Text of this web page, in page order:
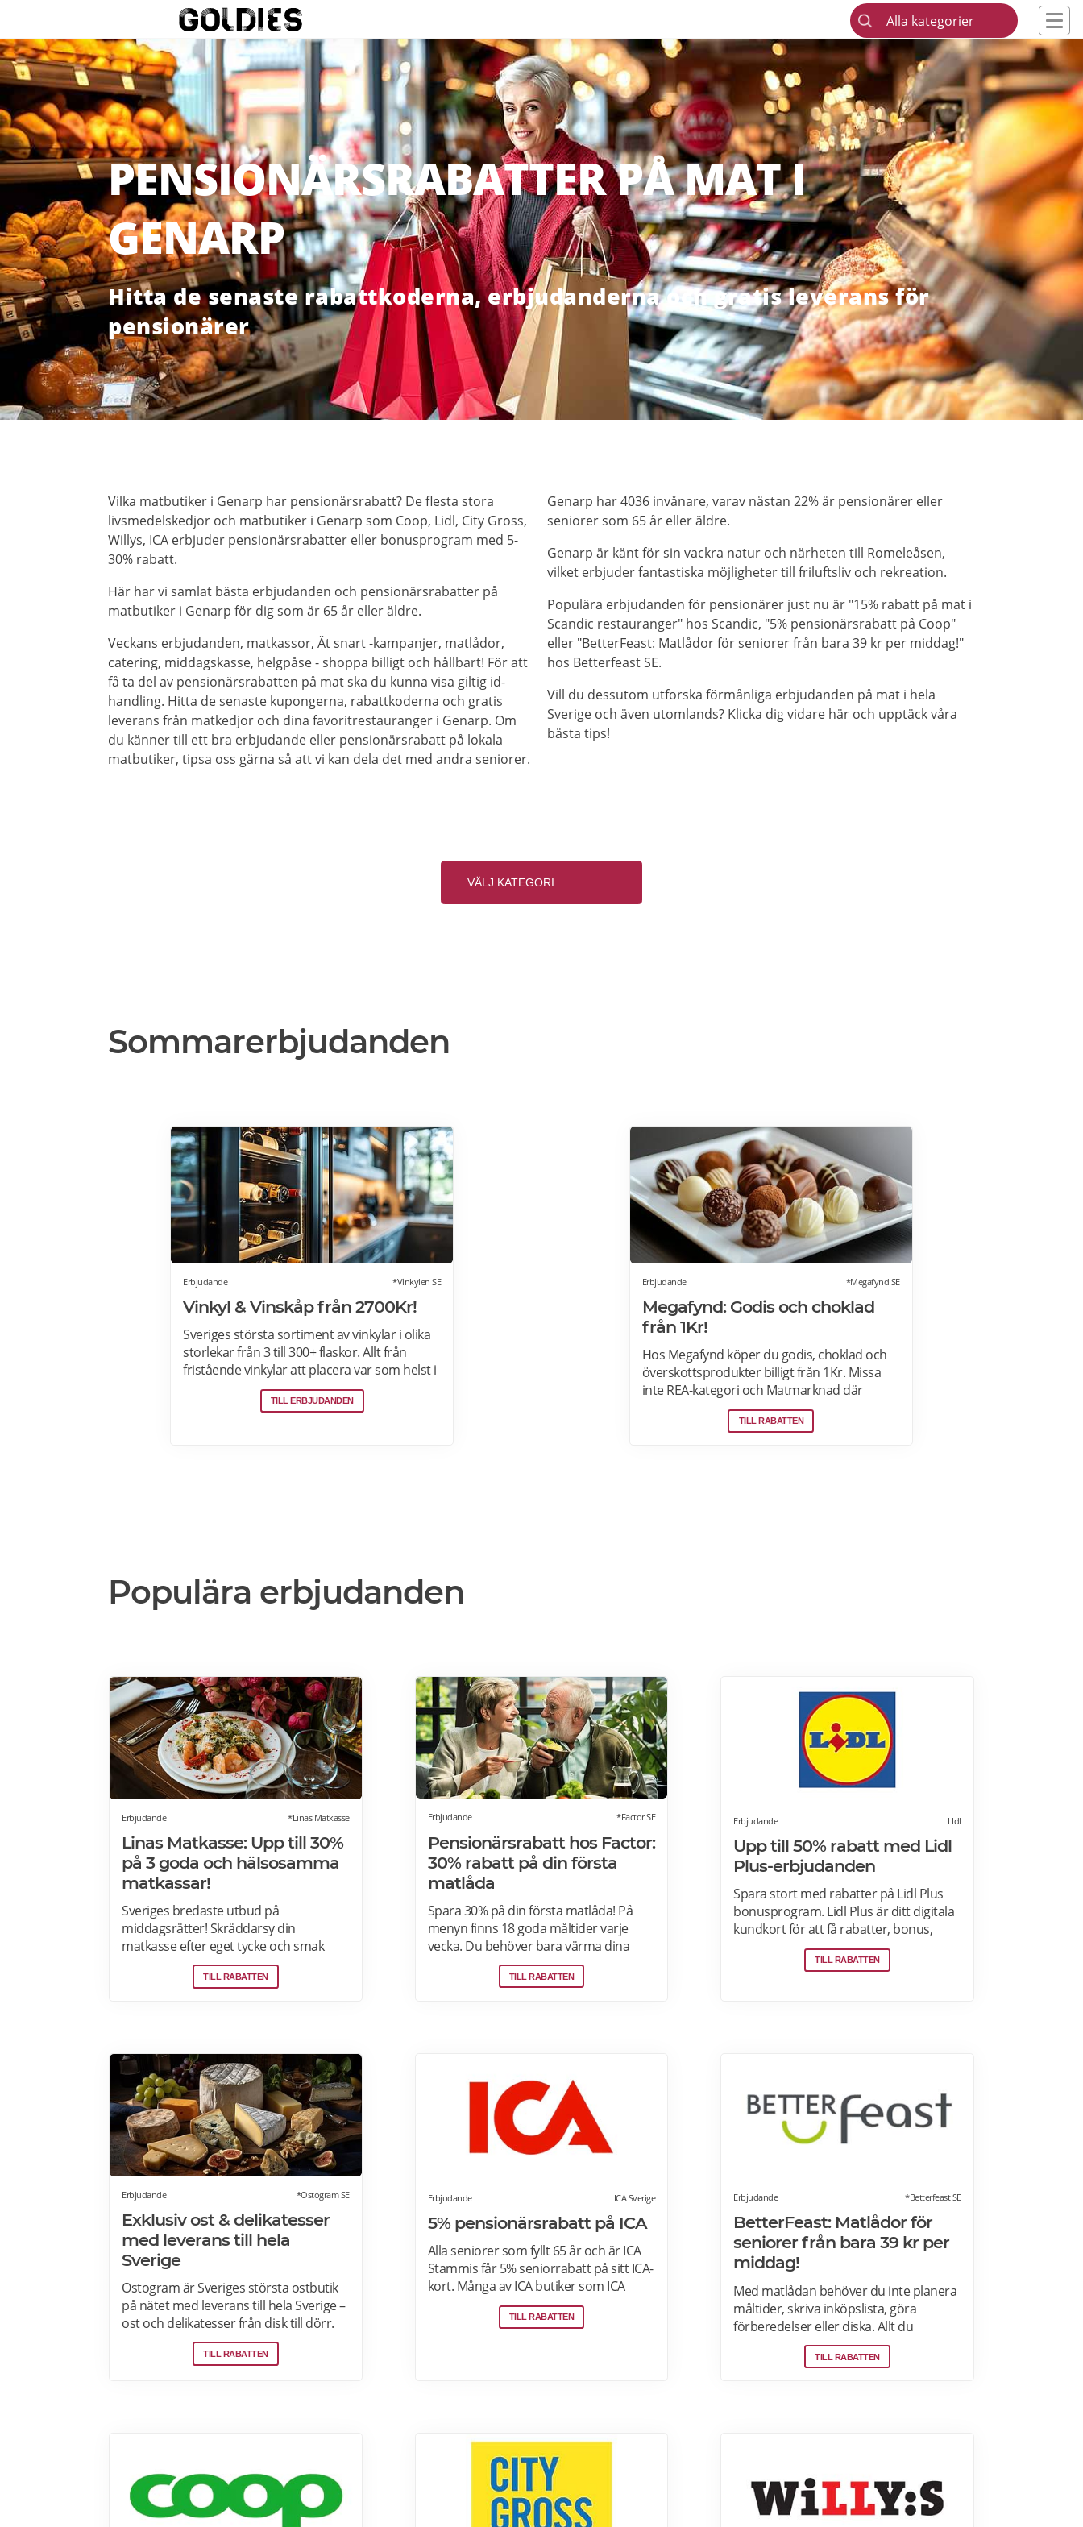
Alla kategorier
PENSIONÄRSRABATTER PÅ MAT I
GENARP
Hitta de senaste rabattkoderna, erbjudanderna och gratis leverans för
pensionärer
Vilka matbutiker i Genarp har pensionärsrabatt? De flesta stora
livsmedelskedjor och matbutiker i Genarp som Coop, Lidl, City Gross,
Willys, ICA erbjuder pensionärsrabatter eller bonusprogram med 5-
30% rabatt.
Här har vi samlat bästa erbjudanden och pensionärsrabatter på
matbutiker i Genarp för dig som är 65 år eller äldre.
Veckans erbjudanden, matkassor, Ät snart -kampanjer, matlådor,
catering, middagskasse, helgpåse - shoppa billigt och hållbart! För att
få ta del av pensionärsrabatten på mat ska du kunna visa giltig id-
handling. Hitta de senaste kupongerna, rabattkoderna och gratis
leverans från matkedjor och dina favoritrestauranger i Genarp. Om
du känner till ett bra erbjudande eller pensionärsrabatt på lokala
matbutiker, tipsa oss gärna så att vi kan dela det med andra seniorer.
Genarp har 4036 invånare, varav nästan 22% är pensionärer eller
seniorer som 65 år eller äldre.
Genarp är känt för sin vackra natur och närheten till Romeleåsen,
vilket erbjuder fantastiska möjligheter till friluftsliv och rekreation.
Populära erbjudanden för pensionärer just nu är "15% rabatt på mat i
Scandic restauranger" hos Scandic, "5% pensionärsrabatt på Coop"
eller "BetterFeast: Matlådor för seniorer från bara 39 kr per middag!"
hos Betterfeast SE.
Vill du dessutom utforska förmånliga erbjudanden på mat i hela
Sverige och även utomlands? Klicka dig vidare häroch upptäck våra
bästa tips!
Sommarerbjudanden
Erbjudande *Vinkylen SE
Vinkyl & Vinskåp från 2700Kr!
Sveriges största sortiment av vinkylar i olika
storlekar från 3 till 300+ flaskor. Allt från
fristående vinkylar att placera var som helst i
hemmet, till inbyggda eller integrerbara
vinkylar som elegant smälter in i
TILL ERBJUDANDEN
Erbjudande *Megafynd SE
Megafynd: Godis och choklad
från 1Kr!
Hos Megafynd köper du godis, choklad och
överskottsprodukter billigt från 1Kr. Missa
inte REA-kategori och Matmarknad där
Megafynd har hundratals aktuella
erbjudanden varje dag. Läs mer om
TILL RABATTEN
Populära erbjudanden
Erbjudande *Linas Matkasse
Linas Matkasse: Upp till 30%
på 3 goda och hälsosamma
matkassar!
Sveriges bredaste utbud på
middagsrätter! Skräddarsy din
matkasse efter eget tycke och smak
genom att välja bland över 30 olika
rätter – varje vecka! Din matkasse
mer och upptäck hela meny!
TILL RABATTEN
Erbjudande *Factor SE
Pensionärsrabatt hos Factor:
30% rabatt på din första
matlåda
Spara 30% på din första matlåda! På
menyn finns 18 goda måltider varje
vecka. Du behöver bara värma dina
färdiga måltider från Factor Meals. Med
Factor har du alltid full kontroll. Du
TILL RABATTEN
Erbjudande LIdl
Upp till 50% rabatt med Lidl
Plus-erbjudanden
Spara stort med rabatter på Lidl Plus
bonusprogram. Lidl Plus är ditt digitala
kundkort för att få rabatter, bonus,
skräddarsydda erbjudanden och
mycket mer varje vecka. Skanna ditt
TILL RABATTEN
Erbjudande *Ostogram SE
Exklusiv ost & delikatesser
med leverans till hela
Sverige
Ostogram är Sveriges största ostbutik
på nätet med leverans till hela Sverige –
ost och delikatesser från disk till dörr.
Ost- & charkprodukter. Färdiga
presentlådor. Ostbrickor. Ostogram
TILL RABATTEN
Erbjudande ICA Sverige
5% pensionärsrabatt på ICA
Alla seniorer som fyllt 65 år och är ICA
Stammis får 5% seniorrabatt på sitt ICA-
kort. Många av ICA butiker som ICA
Kvantum, Maxi Stormarknad eller ICA
Supermarket erbjuder
pensionärsrabatter på ICA här.
TILL RABATTEN
Erbjudande *Betterfeast SE
BetterFeast: Matlådor för
seniorer från bara 39 kr per
middag!
Med matlådan behöver du inte planera
måltider, skriva inköpslista, göra
förberedelser eller diska. Allt du
behöver göra är att värma maten och
så är det färdigt för servering!
bacon och lök. Läs mer om rabatter på
din första matlåda hos Betterfeast här.
TILL RABATTEN